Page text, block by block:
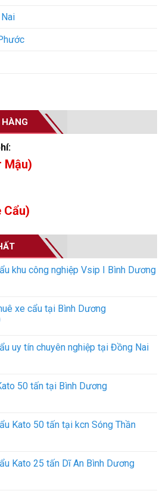
HÀNG
Mậu)
Cẩu)
khu công nghiệp Vsip I Bình Dương
xe cẩu tại Bình Dương
uy tín chuyên nghiệp tại Đồng Nai
50 tấn tại Bình Dương
Kato 50 tấn tại kcn Sóng Thần
Kato 25 tấn Dĩ An Bình Dương